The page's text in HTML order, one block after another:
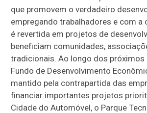
que promovem o verdadeiro
empregando trabalhadores e com a
é revertida em projetos de
beneficiam comunidades,
tradicionais. Ao longo dos próximos
Fundo de Desenvolvimento
mantido pela contrapartida das
financiar importantes projetos
Cidade do Automóvel, o Parque